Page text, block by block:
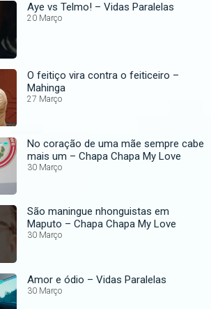
Aye vs Telmo! – Vidas Paralelas
20 Março
O feitiço vira contra o feiticeiro –
Mahinga
27 Março
No coração de uma mãe sempre cabe
mais um – Chapa Chapa My Love
30 Março
São maningue nhonguistas em
Maputo – Chapa Chapa My Love
30 Março
Amor e ódio – Vidas Paralelas
30 Março